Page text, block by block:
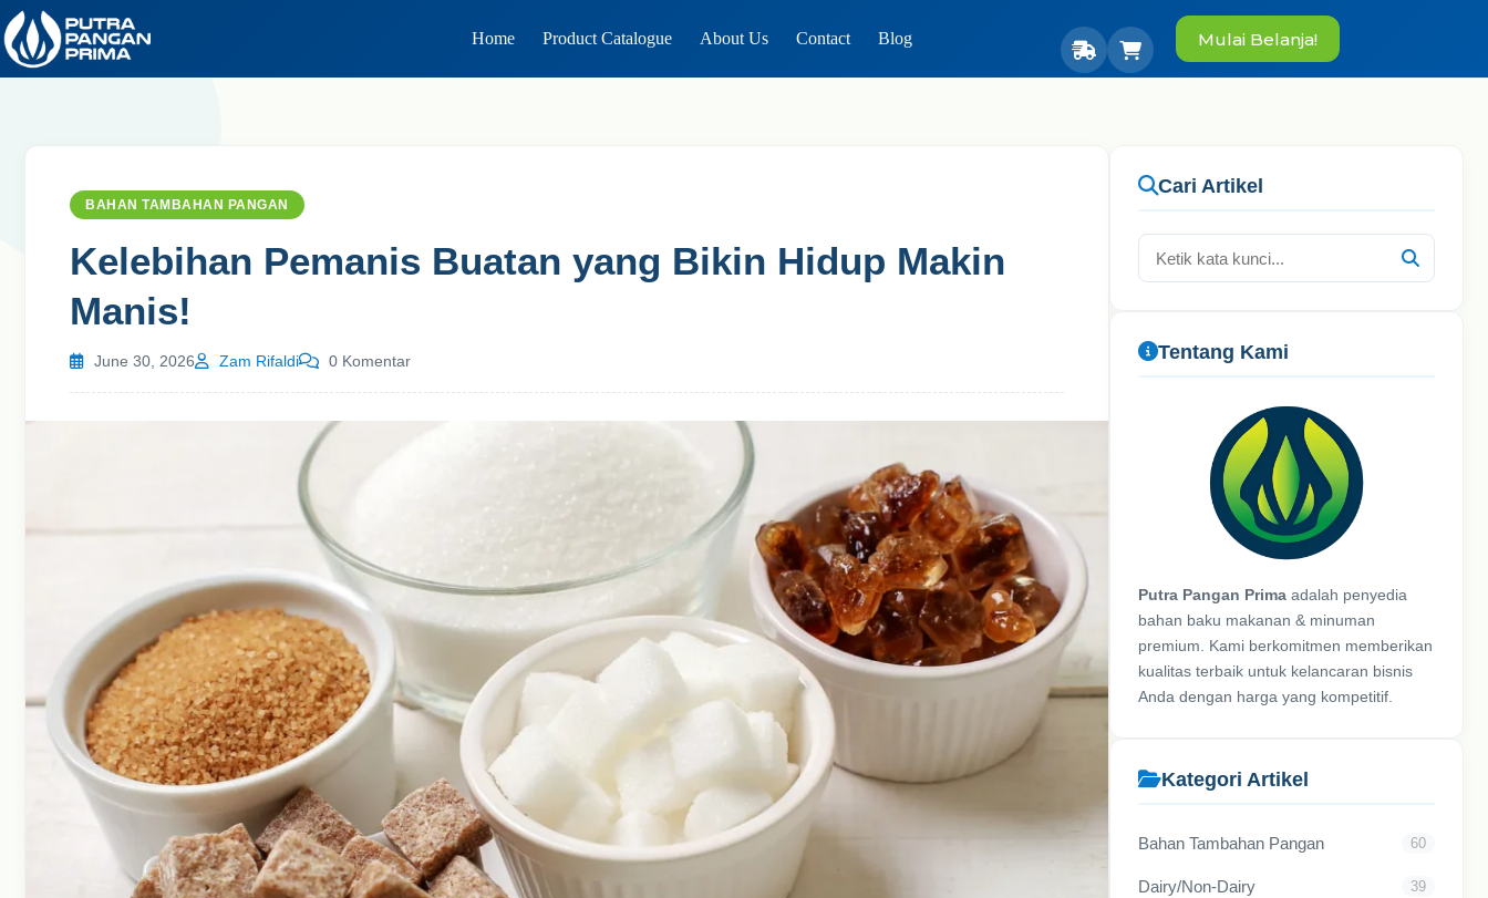
Skip
to
content
Home Product Catalogue About Us Contact Blog Mulai Belanja!
BAHAN TAMBAHAN PANGAN
Kelebihan Pemanis Buatan yang Bikin Hidup Makin
Manis!
June 30, 2026 Zam Rifaldi 0 Komentar
Cari Artikel
Tentang Kami
Putra Pangan Prima adalah penyedia
bahan baku makanan & minuman
premium. Kami berkomitmen memberikan
kualitas terbaik untuk kelancaran bisnis
Anda dengan harga yang kompetitif.
Kategori Artikel
Bahan Tambahan Pangan 60
Dairy/Non-Dairy 39